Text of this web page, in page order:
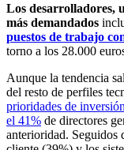
Los desarrolladores,
más demandados
puestos de trabajo
torno a los 28.000
Aunque la tendencia
del resto de perfiles
prioridades de
el 41% de directores
anterioridad. Seguidos